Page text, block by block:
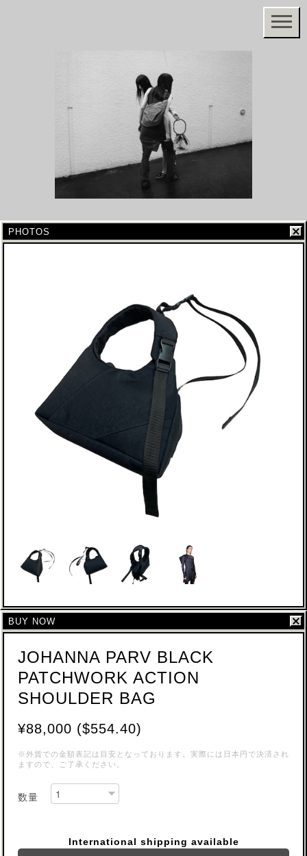
PHOTOS
BUY NOW
JOHANNA PARV BLACK
PATCHWORK ACTION
SHOULDER BAG
¥88,000 ($554.40)
※外貨での金額表記は目安となっております。実際には日本円で決済され
ますので、ご了承ください。
数量
International shipping available